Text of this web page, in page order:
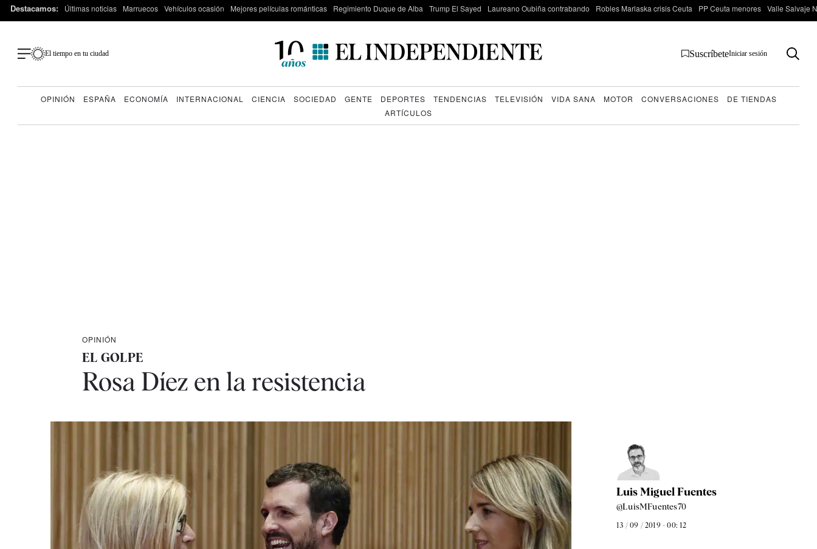
Destacamos: Últimas noticias Marruecos Vehículos ocasión Mejores películas románticas Regimiento Duque de Alba Trump El Sayed Laureano Oubiña contrabando Robles Marlaska crisis Ceuta PP Ceuta menores Valle Salvaje
El tiempo en tu ciudad SuscríbeteIniciar sesión
OPINIÓN ESPAÑA ECONOMÍA INTERNACIONAL CIENCIA SOCIEDAD GENTE DEPORTES TENDENCIAS TELEVISIÓN VIDA SANA MOTOR CONVERSACIONES
DE TIENDAS
ARTÍCULOS
OPINIÓN
EL GOLPE
Rosa Díez en la resistencia
Luis Miguel Fuentes
@LuisMFuentes70
13 / 09 / 2019 - 00: 12